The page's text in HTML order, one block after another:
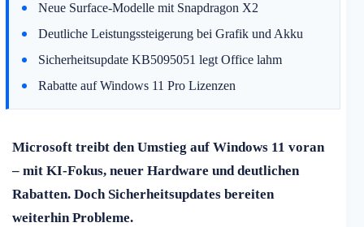
Neue Surface-Modelle mit Snapdragon X2
Deutliche Leistungssteigerung bei Grafik und Akku
Sicherheitsupdate KB5095051 legt Office lahm
Rabatte auf Windows 11 Pro Lizenzen
Microsoft treibt den Umstieg auf Windows 11 voran
– mit KI-Fokus, neuer Hardware und deutlichen
Rabatten. Doch Sicherheitsupdates bereiten
weiterhin Probleme.